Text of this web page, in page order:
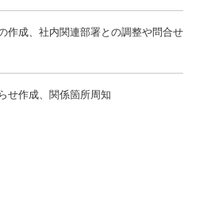
作成、社内関連部署との調整や問合せ
せ作成、関係箇所周知